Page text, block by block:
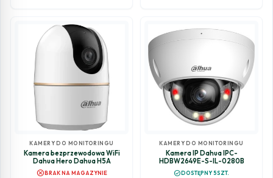
KAMERY DO MONITORINGU
Kamera bezprzewodowa WiFi
Dahua Hero Dahua H5A
cancelBRAK NA MAGAZYNIE
KAMERY DO MONITORINGU
Kamera IP Dahua IPC-
HDBW2649E-S-IL-0280B
check_circleDOSTĘPNY 5SZT.